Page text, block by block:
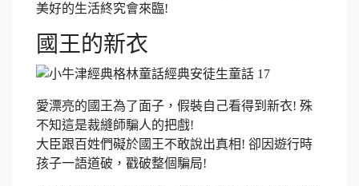
美好的生活終究會來臨!
國王的新衣
愛漂亮的國王為了面子，假裝自己看得到新衣! 殊
不知這是裁縫師騙人的把戲!
大臣跟百姓們礙於國王不敢說出真相! 卻因遊行時
孩子一語道破，戳破整個騙局!